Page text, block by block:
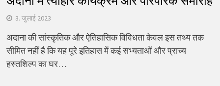
3. जुलाई 2023
अदाना की सांस्कृतिक और ऐतिहासिक विविधता केवल इस तथ्य तक
सीमित नहीं है कि यह पूरे इतिहास में कई सभ्यताओं और प्राच्य
हस्तशिल्प का घर…